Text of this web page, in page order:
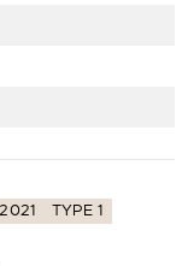
2021 TYPE 1